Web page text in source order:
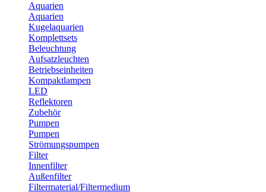
Aquarien
Aquarien
Kugelaquarien
Komplettsets
Beleuchtung
Aufsatzleuchten
Betriebseinheiten
Kompaktlampen
LED
Reflektoren
Zubehör
Pumpen
Pumpen
Strömungspumpen
Filter
Innenfilter
Außenfilter
Filtermaterial/Filtermedium